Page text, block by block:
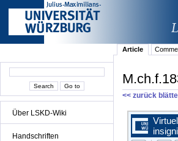
Über LSKD-Wiki
Handschriften
Article
<< zurück